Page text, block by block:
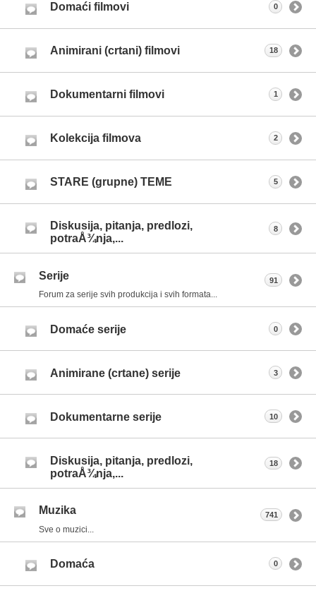
Domaći filmovi 0
Animirani (crtani) filmovi 18
Dokumentarni filmovi 1
Kolekcija filmova 2
STARE (grupne) TEME 5
Diskusija, pitanja, predlozi,
potraÅ¾nja,...
8
Serije
Forum za serije svih produkcija i svih formata...
91
Domaće serije 0
Animirane (crtane) serije 3
Dokumentarne serije 10
Diskusija, pitanja, predlozi,
potraÅ¾nja,...
18
Muzika
Sve o muzici...
741
Domaća 0